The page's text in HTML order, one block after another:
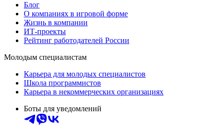
Блог
О компаниях в игровой форме
Жизнь в компании
ИТ-проекты
Рейтинг работодателей России
Молодым специалистам
Карьера для молодых специалистов
Школа программистов
Карьера в некоммерческих организациях
Боты для уведомлений